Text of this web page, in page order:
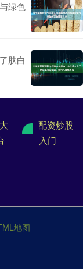
绿色
肤白
配资炒股
入门
地图